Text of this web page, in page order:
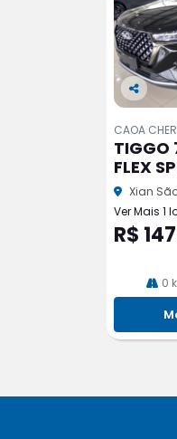
Co
pa
rtil
he
CAOA
TIGGO
FLEX
Xian
Ver Mais 1
R$
0